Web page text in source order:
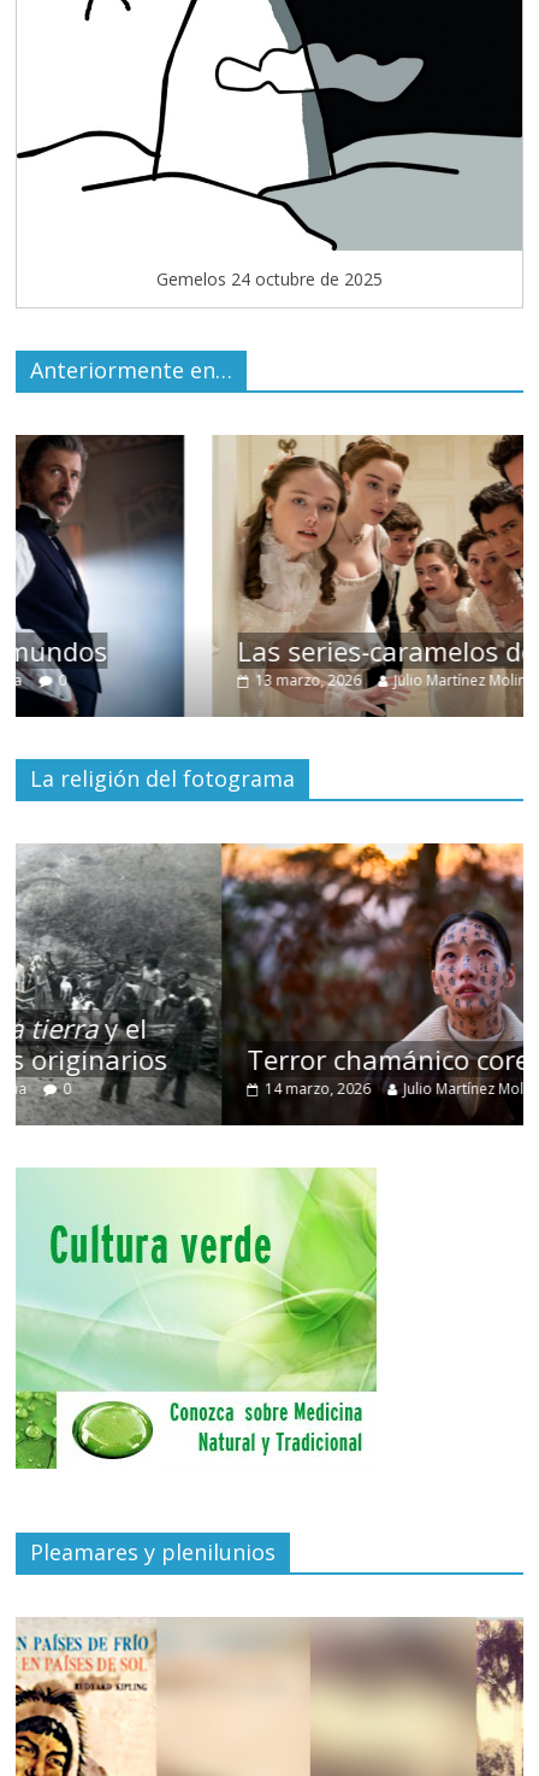
Gemelos 24 octubre de 2025
Anteriormente en…
Las series-caramelos de Shondaland
13 marzo, 2026 Julio Martínez Molina 0
La religión del fotograma
Terror chamánico coreano
14 marzo, 2026 Julio Martínez Molina 0
Pleamares y plenilunios